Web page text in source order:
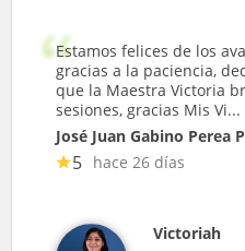
Estamos felices de los
gracias a la paciencia,
que la Maestra Victoria
sesiones, gracias Mis Vi...
José Juan Gabino Perea
5 hace 26 días
Victoriah